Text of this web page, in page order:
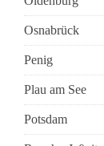
Osnabrück
Penig
Plau am See
Potsdam